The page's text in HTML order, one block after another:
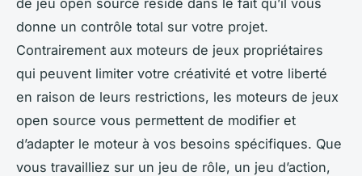
donne un contrôle total sur votre projet.
Contrairement aux moteurs de jeux propriétaires
qui peuvent limiter votre créativité et votre liberté
en raison de leurs restrictions, les moteurs de jeux
open source vous permettent de modifier et
d’adapter le moteur à vos besoins spécifiques. Que
vous travailliez sur un jeu de rôle, un jeu d’action,